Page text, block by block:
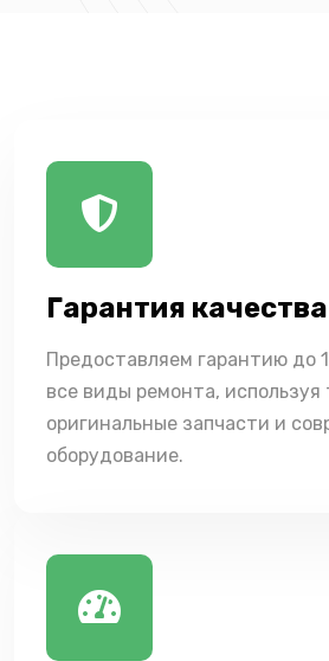
Гарантия качества
Предоставляем гарантию до
все виды ремонта, используя
оригинальные запчасти и
оборудование.